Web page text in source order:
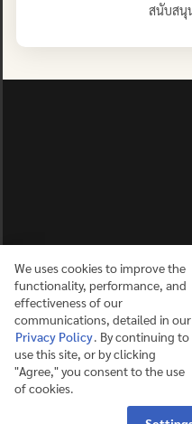
สนับสนุ
ปญฺญาย ปริสุชฺฌติ
©2025 MAHIDOL
We uses cookies to improve the
functionality, performance, and
effectiveness of our
communications, detailed in our
Privacy Policy. By continuing to
use this site, or by clicking
"Agree," you consent to the use
of cookies.
Contact us